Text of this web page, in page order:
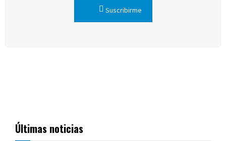
Suscribirme
Últimas noticias